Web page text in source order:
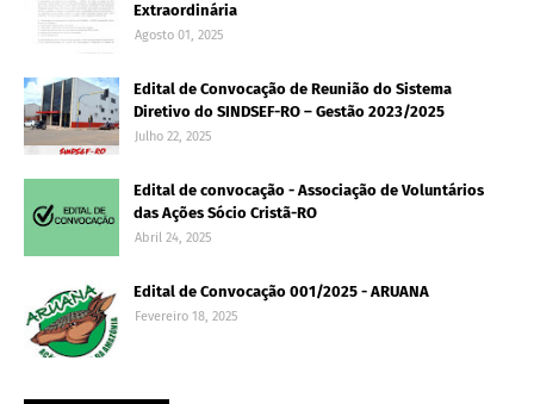
Extraordinária
Agosto 01, 2025
Edital de Convocação de Reunião do Sistema
Diretivo do SINDSEF-RO – Gestão 2023/2025
Julho 22, 2025
Edital de convocação - Associação de Voluntários
das Ações Sócio Cristã-RO
Abril 24, 2025
Edital de Convocação 001/2025 - ARUANA
Fevereiro 18, 2025